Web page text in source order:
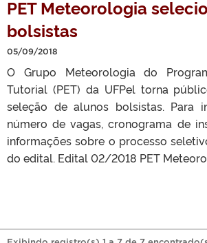
PET Meteorologia
bolsistas
05/09/2018
O Grupo Meteorologia do
Tutorial (PET) da UFPel torna
seleção de alunos bolsistas. Para
número de vagas, cronograma de
informações sobre o processo
do edital. Edital 02/2018 PET